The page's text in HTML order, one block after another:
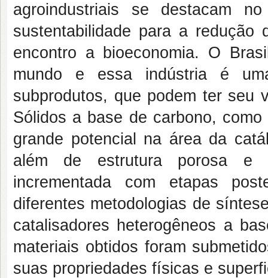
agroindustriais se destacam
sustentabilidade para a
encontro a bioeconomia. O
mundo e essa indústria é
subprodutos, que podem ter seu
Sólidos a base de carbono,
grande potencial na área da
além de estrutura porosa e
incrementada com etapas
diferentes metodologias de
catalisadores heterogêneos a
materiais obtidos foram
suas propriedades físicas e